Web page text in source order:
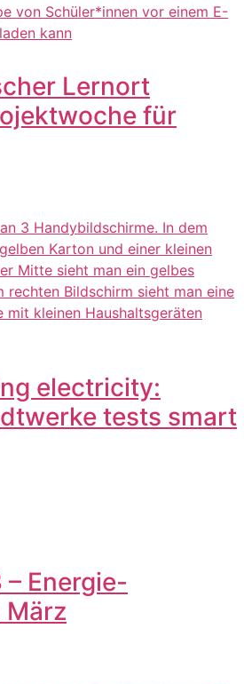
Lernort
für
electricity:
tests smart
Energie-
März